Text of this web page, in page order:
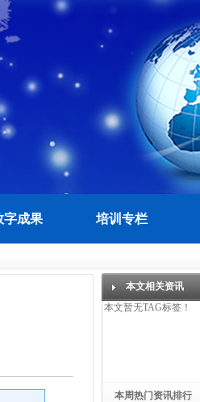
字成果 培训专栏
本文相关资讯
本文暂无TAG标签！
本周热门资讯排行